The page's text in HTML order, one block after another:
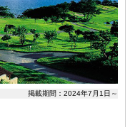
掲載期間：2024年7月1日～